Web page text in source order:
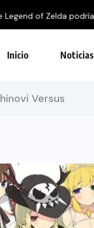
of Zelda podría...
Inicio Noticias
Versus